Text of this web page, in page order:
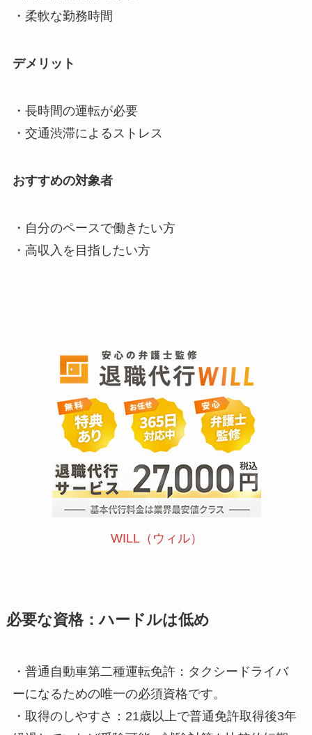
・柔軟な勤務時間
デメリット
・長時間の運転が必要
・交通渋滞によるストレス
おすすめの対象者
・自分のペースで働きたい方
・高収入を目指したい方
WILL（ウィル）
必要な資格：ハードルは低め
・普通自動車第二種運転免許：タクシードライバ
ーになるための唯一の必須資格です。
・取得のしやすさ：21歳以上で普通免許取得後3年